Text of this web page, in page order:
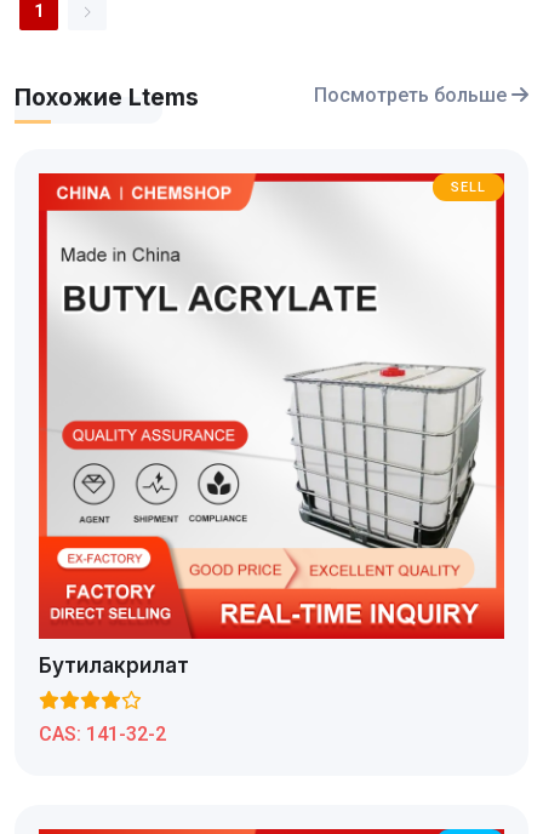
1
Похожие Ltems Посмотреть больше
SELL
Бутилакрилат
CAS: 141-32-2